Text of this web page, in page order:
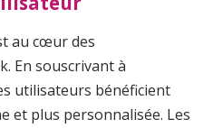
au cœur des
En souscrivant à
utilisateurs bénéficient
et plus personnalisée. Les